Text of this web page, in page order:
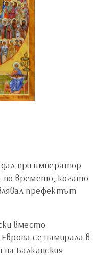
при император
по времето, когато
префектът
вместо
се намирала в
Балканския